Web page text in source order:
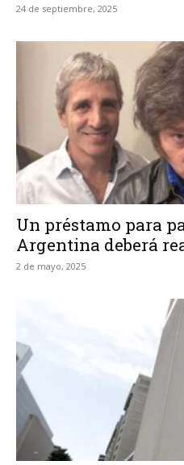
24 de septiembre, 2025
Un préstamo para
Argentina deberá
2 de mayo, 2025